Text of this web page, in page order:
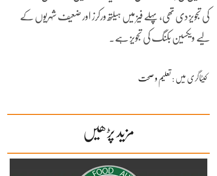
کی تجویز دی تھی، پہلے فیز میں ہیلتھ ورکرز اور ضعیف شہریوں کے
لیے ویکسین بکنگ کی تجویز ہے۔
کیٹاگری میں : تعلیم و صحت
مزید پڑھیں